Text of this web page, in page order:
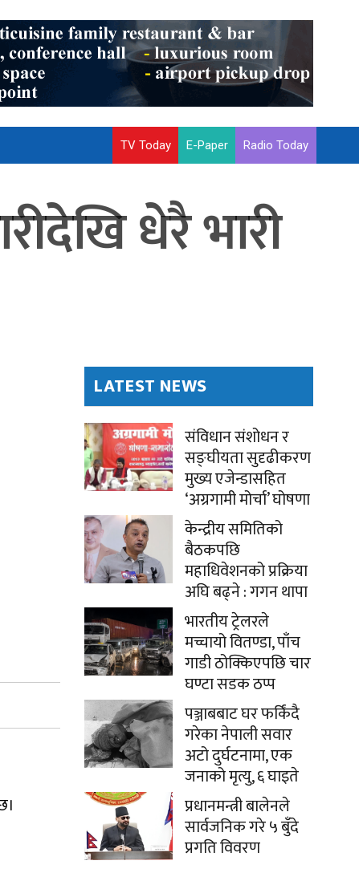
TV Today E-Paper Radio Today
धेरै भारी
LATEST NEWS
संविधान संशोधन र
सङ्घीयता सुदृढीकरण
मुख्य एजेन्डासहित
‘अग्रगामी मोर्चा’ घोषणा
केन्द्रीय समितिको
बैठकपछि
महाधिवेशनको प्रक्रिया
अघि बढ्ने : गगन थापा
भारतीय ट्रेलरले
मच्चायो वितण्डा, पाँच
गाडी ठोक्किएपछि चार
घण्टा सडक ठप्प
पञ्जाबबाट घर फर्किंदै
गरेका नेपाली सवार
अटो दुर्घटनामा, एक
जनाको मृत्यु, ६ घाइते
प्रधानमन्त्री बालेनले
सार्वजनिक गरे ५ बुँदे
प्रगति विवरण